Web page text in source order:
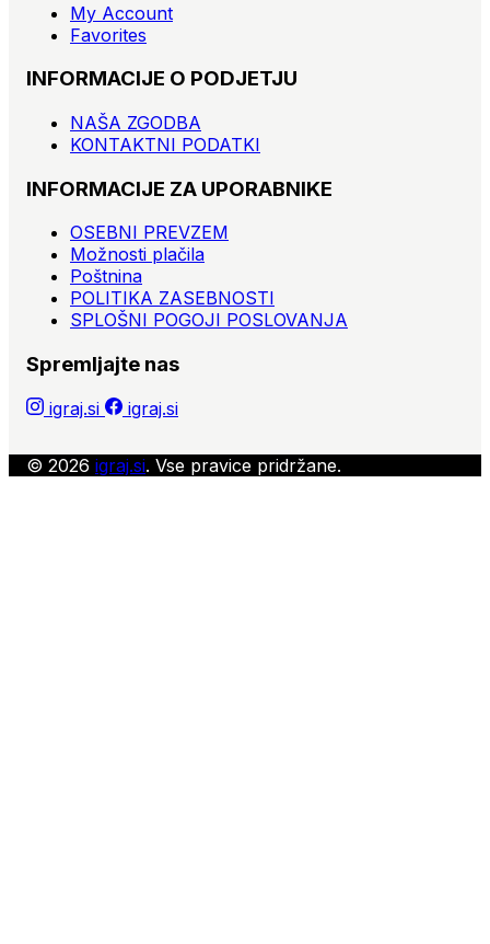
My Account
Favorites
INFORMACIJE O PODJETJU
NAŠA ZGODBA
KONTAKTNI PODATKI
INFORMACIJE ZA UPORABNIKE
OSEBNI PREVZEM
Možnosti plačila
Poštnina
POLITIKA ZASEBNOSTI
SPLOŠNI POGOJI POSLOVANJA
Spremljajte nas
igraj.si igraj.si
© 2026 igraj.si. Vse pravice pridržane.